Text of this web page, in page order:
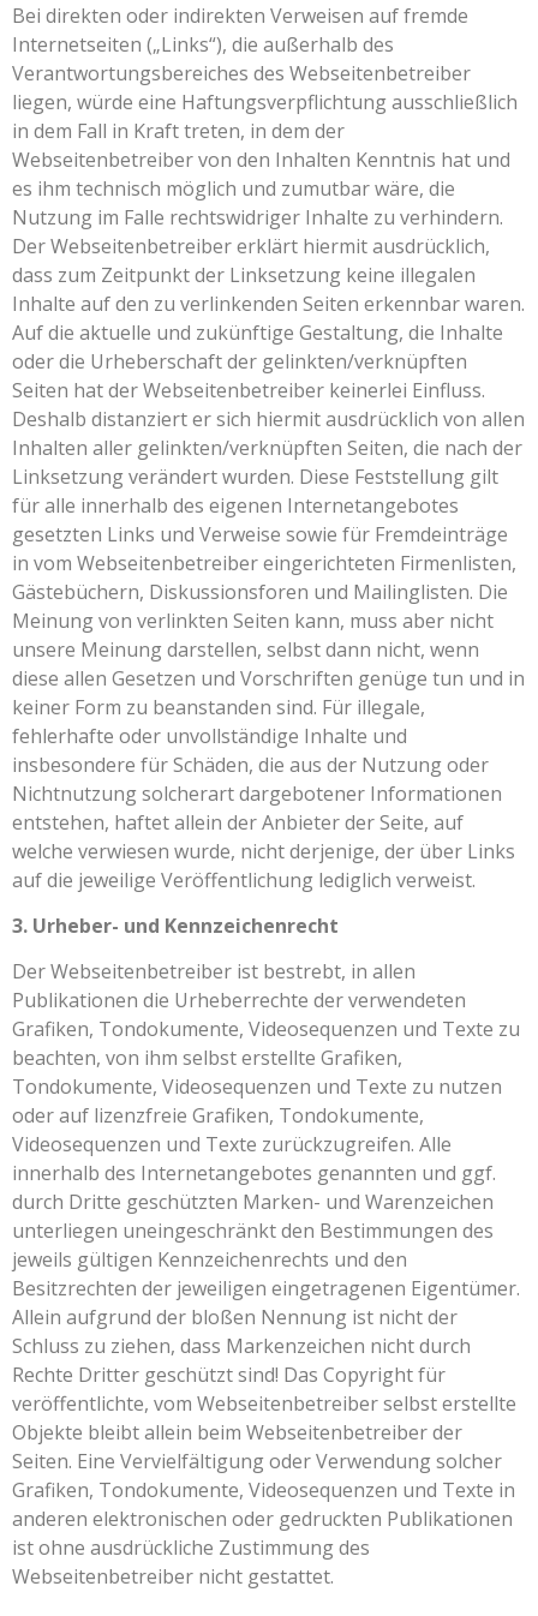
Bei direkten oder indirekten Verweisen auf fremde
Internetseiten („Links“), die außerhalb des
Verantwortungsbereiches des Webseitenbetreiber
liegen, würde eine Haftungsverpflichtung ausschließlich
in dem Fall in Kraft treten, in dem der
Webseitenbetreiber von den Inhalten Kenntnis hat und
es ihm technisch möglich und zumutbar wäre, die
Nutzung im Falle rechtswidriger Inhalte zu verhindern.
Der Webseitenbetreiber erklärt hiermit ausdrücklich,
dass zum Zeitpunkt der Linksetzung keine illegalen
Inhalte auf den zu verlinkenden Seiten erkennbar waren.
Auf die aktuelle und zukünftige Gestaltung, die Inhalte
oder die Urheberschaft der gelinkten/verknüpften
Seiten hat der Webseitenbetreiber keinerlei Einfluss.
Deshalb distanziert er sich hiermit ausdrücklich von allen
Inhalten aller gelinkten/verknüpften Seiten, die nach der
Linksetzung verändert wurden. Diese Feststellung gilt
für alle innerhalb des eigenen Internetangebotes
gesetzten Links und Verweise sowie für Fremdeinträge
in vom Webseitenbetreiber eingerichteten Firmenlisten,
Gästebüchern, Diskussionsforen und Mailinglisten. Die
Meinung von verlinkten Seiten kann, muss aber nicht
unsere Meinung darstellen, selbst dann nicht, wenn
diese allen Gesetzen und Vorschriften genüge tun und in
keiner Form zu beanstanden sind. Für illegale,
fehlerhafte oder unvollständige Inhalte und
insbesondere für Schäden, die aus der Nutzung oder
Nichtnutzung solcherart dargebotener Informationen
entstehen, haftet allein der Anbieter der Seite, auf
welche verwiesen wurde, nicht derjenige, der über Links
auf die jeweilige Veröffentlichung lediglich verweist.
3. Urheber- und Kennzeichenrecht
Der Webseitenbetreiber ist bestrebt, in allen
Publikationen die Urheberrechte der verwendeten
Grafiken, Tondokumente, Videosequenzen und Texte zu
beachten, von ihm selbst erstellte Grafiken,
Tondokumente, Videosequenzen und Texte zu nutzen
oder auf lizenzfreie Grafiken, Tondokumente,
Videosequenzen und Texte zurückzugreifen. Alle
innerhalb des Internetangebotes genannten und ggf.
durch Dritte geschützten Marken- und Warenzeichen
unterliegen uneingeschränkt den Bestimmungen des
jeweils gültigen Kennzeichenrechts und den
Besitzrechten der jeweiligen eingetragenen Eigentümer.
Allein aufgrund der bloßen Nennung ist nicht der
Schluss zu ziehen, dass Markenzeichen nicht durch
Rechte Dritter geschützt sind! Das Copyright für
veröffentlichte, vom Webseitenbetreiber selbst erstellte
Objekte bleibt allein beim Webseitenbetreiber der
Seiten. Eine Vervielfältigung oder Verwendung solcher
Grafiken, Tondokumente, Videosequenzen und Texte in
anderen elektronischen oder gedruckten Publikationen
ist ohne ausdrückliche Zustimmung des
Webseitenbetreiber nicht gestattet.